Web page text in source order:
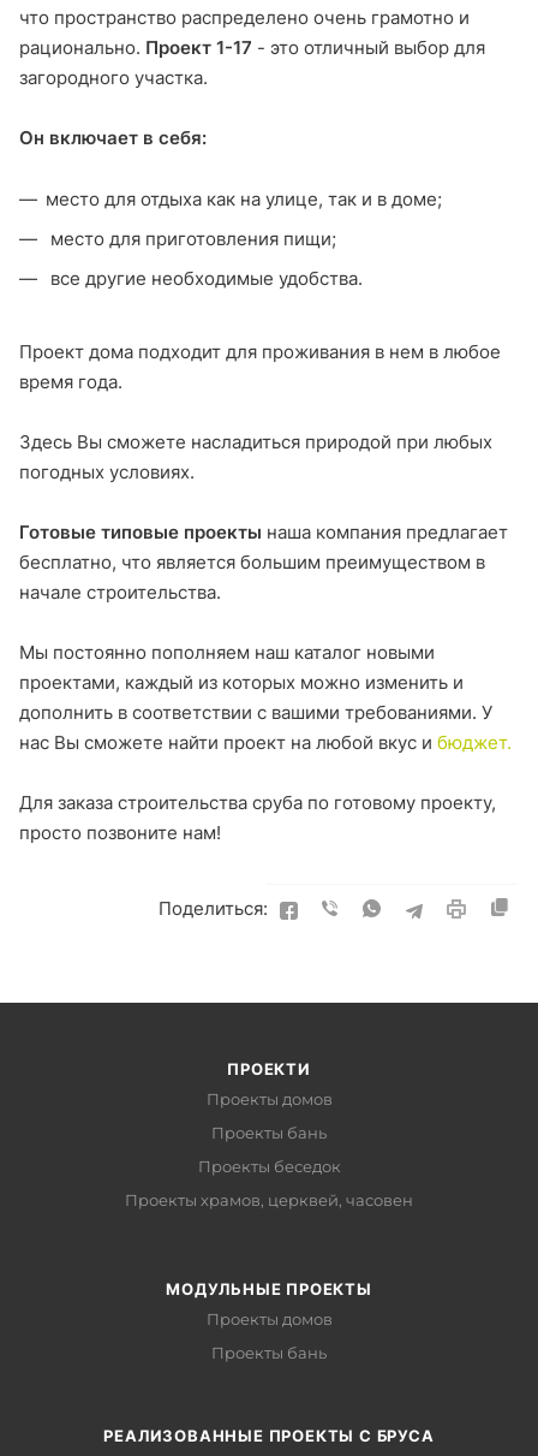
что пространство распределено очень грамотно и
рационально. Проект 1-17 - это отличный выбор для
загородного участка.
Он включает в себя:
место для отдыха как на улице, так и в доме;
место для приготовления пищи;
все другие необходимые удобства.
Проект дома подходит для проживания в нем в любое
время года.
Здесь Вы сможете насладиться природой при любых
погодных условиях.
Готовые типовые проекты наша компания предлагает
бесплатно, что является большим преимуществом в
начале строительства.
Мы постоянно пополняем наш каталог новыми
проектами, каждый из которых можно изменить и
дополнить в соответствии с вашими требованиями. У
нас Вы сможете найти проект на любой вкус и бюджет.
Для заказа строительства сруба по готовому проекту,
просто позвоните нам!
Поделиться:
ПРОЕКТИ
Проекты домов
Проекты бань
Проекты беседок
Проекты храмов, церквей, часовен
МОДУЛЬНЫЕ ПРОЕКТЫ
Проекты домов
Проекты бань
РЕАЛИЗОВАННЫЕ ПРОЕКТЫ С БРУСА